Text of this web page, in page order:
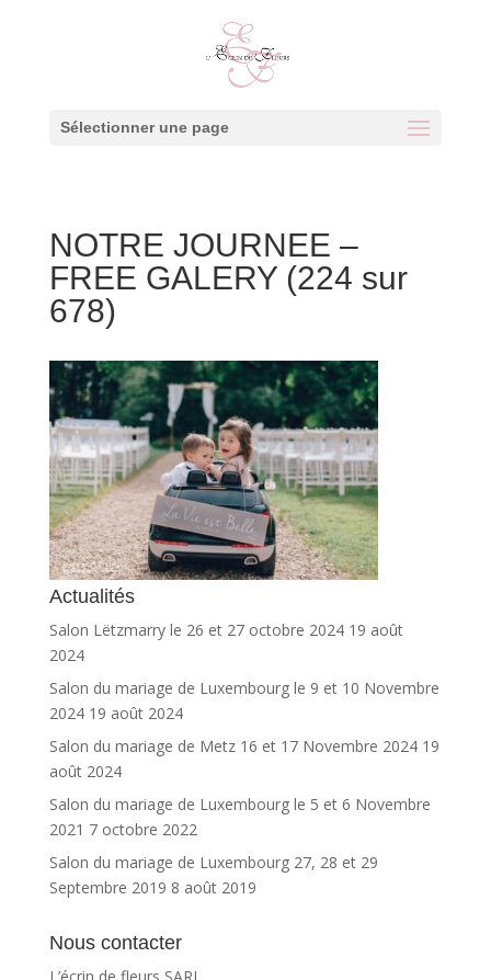
Sélectionner une page
NOTRE JOURNEE –
FREE GALERY (224 sur
678)
Actualités
Salon Lëtzmarry le 26 et 27 octobre 2024 19 août
2024
Salon du mariage de Luxembourg le 9 et 10 Novembre
2024 19 août 2024
Salon du mariage de Metz 16 et 17 Novembre 2024 19
août 2024
Salon du mariage de Luxembourg le 5 et 6 Novembre
2021 7 octobre 2022
Salon du mariage de Luxembourg 27, 28 et 29
Septembre 2019 8 août 2019
Nous contacter